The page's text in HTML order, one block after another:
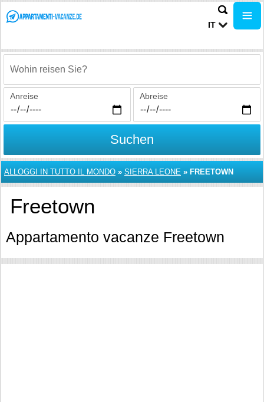
IT
Wohin reisen Sie?
Anreise Abreise
Suchen
ALLOGGI IN TUTTO IL MONDO » SIERRA LEONE » FREETOWN
Freetown
Appartamento vacanze Freetown